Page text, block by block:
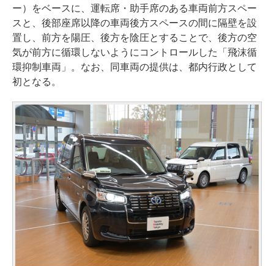
ー）をベースに、運転席・助手席のある車両前方スペー
スと、後部座席以降の車両後方スペースの間に隔壁を設
置し、前方を陽圧、後方を陰圧とすることで、後方の空
気が前方に循環しないようにコントロールした「飛沫循
環抑制車両」。なお、同車両の提供は、都内行政として
初となる。